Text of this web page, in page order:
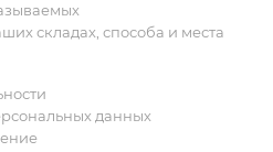
складах, способа и места
данных